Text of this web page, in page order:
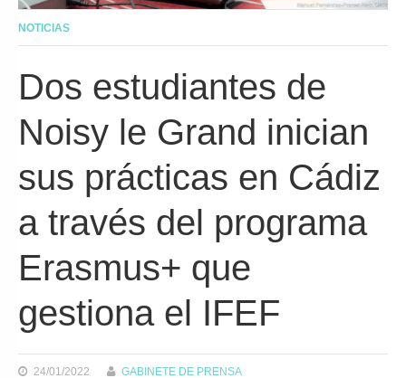
NOTICIAS
Dos estudiantes de
Noisy le Grand inician
sus prácticas en Cádiz
a través del programa
Erasmus+ que
gestiona el IFEF
24/01/2022 GABINETE DE PRENSA